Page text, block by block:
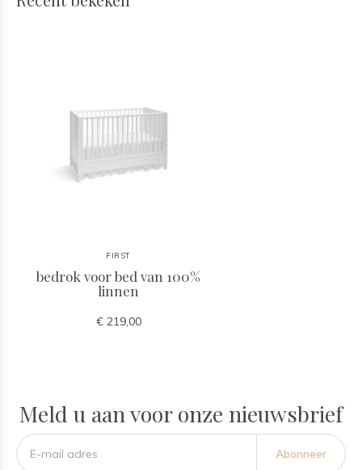
FIRST
bedrok voor bed van 100%
linnen
€ 219,00
Meld u aan voor onze nieuwsbrief
Abonneer